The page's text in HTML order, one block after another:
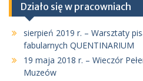
Działo się w pracowniach
sierpień 2019 r. – Warsztaty
fabularnych QUENTINARIUM
19 maja 2018 r. – Wieczór
Muzeów